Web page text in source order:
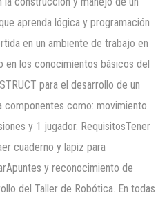
aprenda lógica y programación
en un ambiente de trabajo en
en los conocimientos básicos del
para el desarrollo de un
componentes como: movimiento
y 1 jugador. RequisitosTener
cuaderno y lapiz para
y reconocimiento de
del Taller de Robótica. En todas